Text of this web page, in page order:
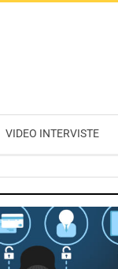
VIDEO INTERVISTE